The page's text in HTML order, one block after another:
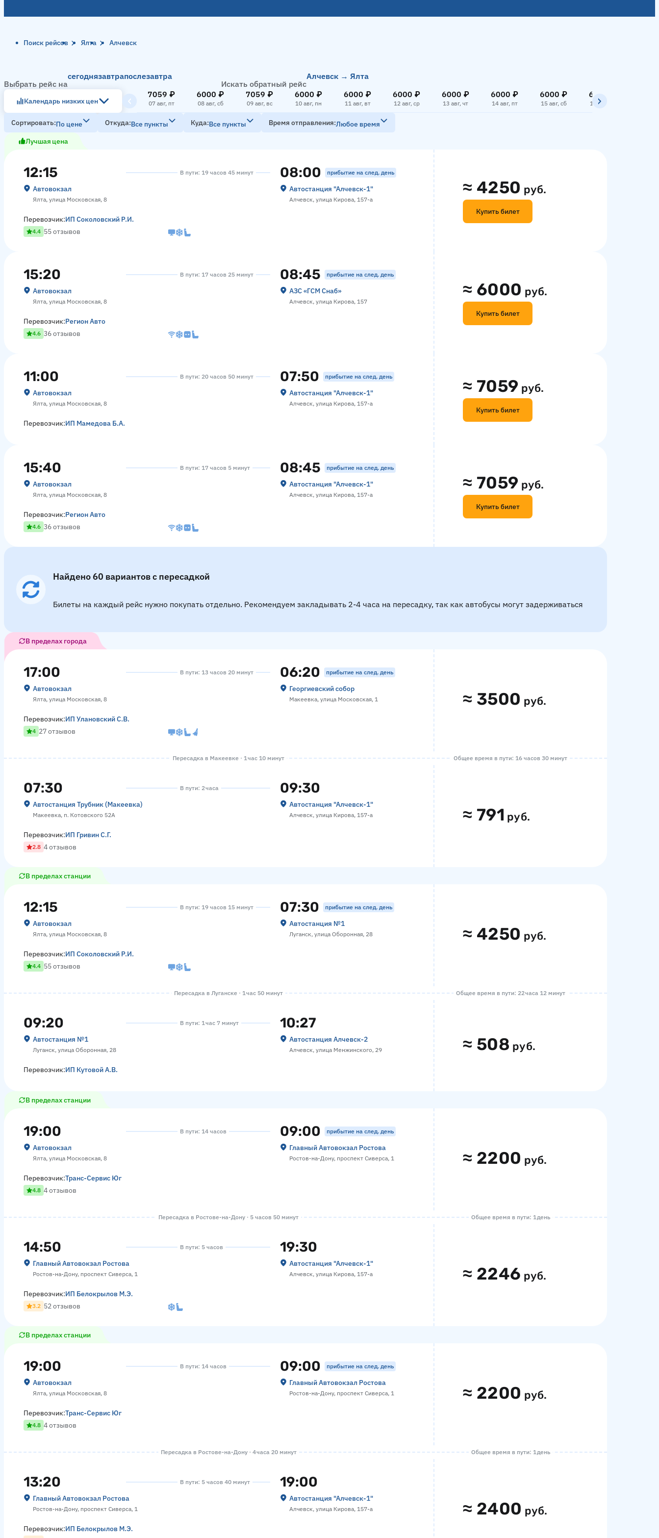
Поиск рейсов Ялта Алчевск
Выбрать рейс на
сегоднязавтрапослезавтра
Искать обратный рейс
Алчевск → Ялта
Календарь низких цен
7059 ₽
07 авг, пт
6000 ₽
08 авг, сб
7059 ₽
09 авг, вс
6000 ₽
10 авг, пн
6000 ₽
11 авг, вт
6000 ₽
12 авг, ср
6000 ₽
13 авг, чт
6000 ₽
14 авг, пт
6000 ₽
15 авг, сб
6000 ₽
16 авг, вс
Сортировать По цене Откуда Все пункты Куда Все пункты Время отправления Любое время
Лучшая цена
12:15
Автовокзал
Ялта, улица Московская, 8
В пути: 19 часов 45 минут 08:00 прибытие на след. день
Автостанция "Алчевск-1"
Алчевск, улица Кирова, 157-а
≈ 4250 руб.
Купить билет
Перевозчик:ИП Соколовский Р.И.
4.4 55 отзывов
15:20
Автовокзал
Ялта, улица Московская, 8
В пути: 17 часов 25 минут 08:45 прибытие на след. день
АЗС «ГСМ Снаб»
Алчевск, улица Кирова, 157
≈ 6000 руб.
Купить билет
Перевозчик:Регион Авто
4.6 36 отзывов
11:00
Автовокзал
Ялта, улица Московская, 8
В пути: 20 часов 50 минут 07:50 прибытие на след. день
Автостанция "Алчевск-1"
Алчевск, улица Кирова, 157-а
≈ 7059 руб.
Купить билет
Перевозчик:ИП Мамедова Б.А.
15:40
Автовокзал
Ялта, улица Московская, 8
В пути: 17 часов 5 минут 08:45 прибытие на след. день
Автостанция "Алчевск-1"
Алчевск, улица Кирова, 157-а
≈ 7059 руб.
Купить билет
Перевозчик:Регион Авто
4.6 36 отзывов
Найдено 60 вариантов с пересадкой
Билеты на каждый рейс нужно покупать отдельно. Рекомендуем закладывать 2-4 часа на пересадку, так как автобусы могут задерживаться
В пределах города
17:00
Автовокзал
Ялта, улица Московская, 8
В пути: 13 часов 20 минут 06:20 прибытие на след. день
Георгиевский собор
Макеевка, улица Московская, 1 ≈ 3500 руб.
Перевозчик:ИП Улановский С.В.
4 27 отзывов
Пересадка в Макеевке · 1 час 10 минут Общее время в пути: 16 часов 30 минут
07:30
Автостанция Трубник (Макеевка)
Макеевка, п. Котовского 52А
В пути: 2 часа 09:30
Автостанция "Алчевск-1"
Алчевск, улица Кирова, 157-а ≈ 791 руб.
Перевозчик:ИП Гривин С.Г.
2.8 4 отзывов
В пределах станции
12:15
Автовокзал
Ялта, улица Московская, 8
В пути: 19 часов 15 минут 07:30 прибытие на след. день
Автостанция №1
Луганск, улица Оборонная, 28 ≈ 4250 руб.
Перевозчик:ИП Соколовский Р.И.
4.4 55 отзывов
Пересадка в Луганске · 1 час 50 минут Общее время в пути: 22 часа 12 минут
09:20
Автостанция №1
Луганск, улица Оборонная, 28
В пути: 1 час 7 минут 10:27
Автостанция Алчевск-2
Алчевск, улица Менжинского, 29 ≈ 508 руб.
Перевозчик:ИП Кутовой А.В.
В пределах станции
19:00
Автовокзал
Ялта, улица Московская, 8
В пути: 14 часов 09:00 прибытие на след. день
Главный Автовокзал Ростова
Ростов-на-Дону, проспект Сиверса, 1 ≈ 2200 руб.
Перевозчик:Транс-Сервис Юг
4.8 4 отзывов
Пересадка в Ростове-на-Дону · 5 часов 50 минут Общее время в пути: 1 день
14:50
Главный Автовокзал Ростова
Ростов-на-Дону, проспект Сиверса, 1
В пути: 5 часов 19:30
Автостанция "Алчевск-1"
Алчевск, улица Кирова, 157-а ≈ 2246 руб.
Перевозчик:ИП Белокрылов М.Э.
3.2 52 отзывов
В пределах станции
19:00
Автовокзал
Ялта, улица Московская, 8
В пути: 14 часов 09:00 прибытие на след. день
Главный Автовокзал Ростова
Ростов-на-Дону, проспект Сиверса, 1 ≈ 2200 руб.
Перевозчик:Транс-Сервис Юг
4.8 4 отзывов
Пересадка в Ростове-на-Дону · 4 часа 20 минут Общее время в пути: 1 день
13:20
Главный Автовокзал Ростова
Ростов-на-Дону, проспект Сиверса, 1
В пути: 5 часов 40 минут 19:00
Автостанция "Алчевск-1"
Алчевск, улица Кирова, 157-а ≈ 2400 руб.
Перевозчик:ИП Белокрылов М.Э.